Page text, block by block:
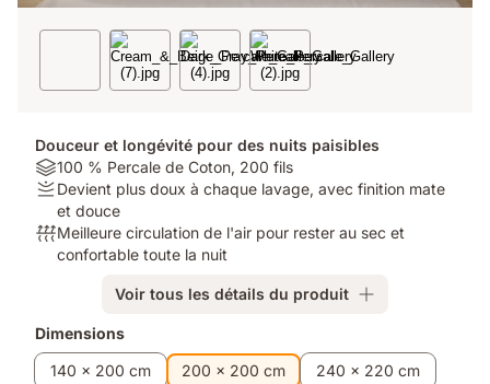
Douceur et longévité pour des nuits paisibles
Material:
100
Percale
100 % Percale de Coton, 200 fils
Firmness:
Devient
plus
doux
avec
finition
Devient plus doux à chaque lavage, avec finition mate
et douce
Respirabilité:
Meilleure
pour
rester
Meilleure circulation de l'air pour rester au sec et
confortable toute la nuit
Voir tous les détails du produit
Produits
supplémentaires
Dimensions
140 x 200 cm
200 x 200 cm
240 x 220 cm